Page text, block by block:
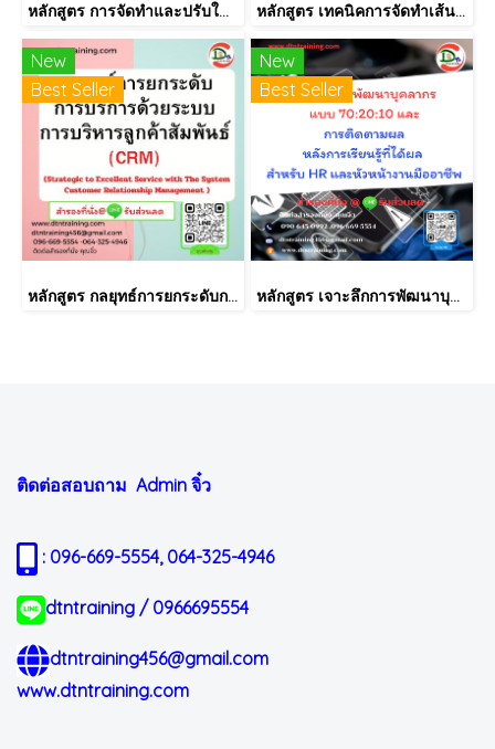
หลักสูตร การจัดทำและปรับใช้ SKILLS MATRIX อย่างได้ผล Skill Matrix Setting & Implementation หลักสูตร เทคนิคการจัดทำเส้นทางการฝึกอบรม และการพัฒนาบุคลากร เป็นรายบุคคลอย่างเป็นระบบ Effective Training and Development Road Map & IDP Implementation
New
Best Seller
หลักสูตร กลยุทธ์การยกระดับการบริการด้วยระบบการบริหารลูกค้าสัมพันธ์ (CRM)
New
Best Seller
หลักสูตร เจาะลึกการพัฒนาบุคลากรแบบ 70:20:10 และการติดตามผลหลังการเรียนรู้ที่ได้ผล สำหรับ HR และหัวหน้างานมืออาชีพ
ติดต่อสอบถาม Admin จิ๋ว
: 096-669-5554, 064-325-4946
dtntraining / 0966695554
dtntraining456@gmail.com
www.dtntraining.com